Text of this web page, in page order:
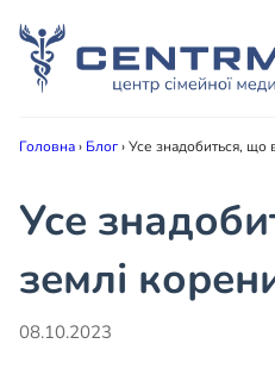
Головна› Блог›Усе знадобиться, що
Усе
землі
08.10.2023